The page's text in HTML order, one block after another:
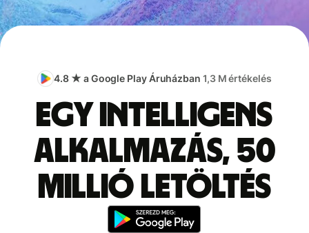
4.8 ★ a Google Play Áruházban 1,3 M értékelés
Egy intelligens
alkalmazás, 50
millió letöltés